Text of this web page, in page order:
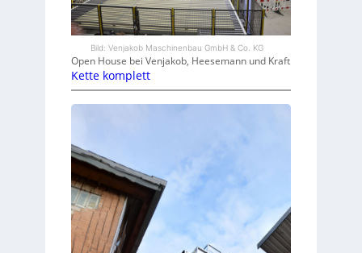
Bild: Venjakob Maschinenbau GmbH & Co. KG
Open House bei Venjakob, Heesemann und Kraft
Kette komplett